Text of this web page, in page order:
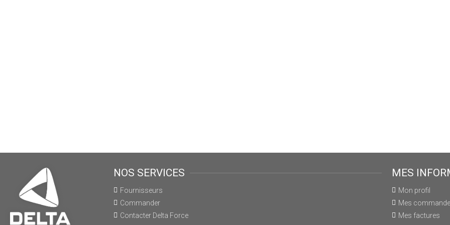
NOS SERVICES
Fournisseurs
Commander
Contacter Delta Force
MES
Mon profil
Mes
Mes factures